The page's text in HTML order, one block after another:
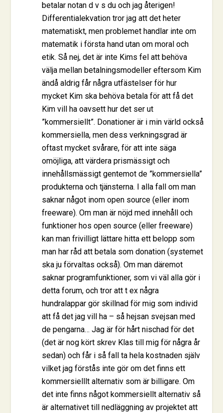
betalar notan d v s du och jag återigen!
Differentialekvation tror jag att det heter
matematiskt, men problemet handlar inte om
matematik i första hand utan om moral och
etik. Så nej, det är inte Kims fel att behöva
välja mellan betalningsmodeller eftersom Kim
ändå aldrig får några utfästelser för hur
mycket Kim ska behöva betala för att få det
Kim vill ha oavsett hur det ser ut
”kommersiellt”. Donationer är i min värld också
kommersiella, men dess verkningsgrad är
oftast mycket svårare, för att inte säga
omöjliga, att värdera prismässigt och
innehållsmässigt gentemot de ”kommersiella”
produkterna och tjänsterna. I alla fall om man
saknar något inom open source (eller inom
freeware). Om man är nöjd med innehåll och
funktioner hos open source (eller freeware)
kan man frivilligt lättare hitta ett belopp som
man har råd att betala som donation (systemet
ska ju förvaltas också). Om man däremot
saknar programfunktioner, som vi väl alla gör i
detta forum, och tror att t ex några
hundralappar gör skillnad för mig som individ
att få det jag vill ha – så hejsan svejsan med
de pengarna… Jag är för hårt nischad för det
(det är nog kört skrev Klas till mig för några år
sedan) och får i så fall ta hela kostnaden själv
vilket jag förstås inte gör om det finns ett
kommersielllt alternativ som är billigare. Om
det inte finns något kommersiellt alternativ så
är alternativet till nedläggning av projektet att